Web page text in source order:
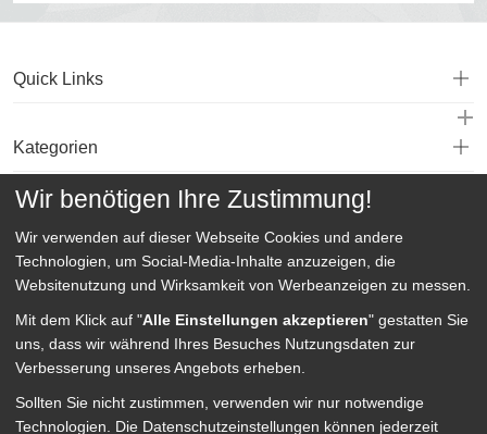
Quick Links
Kategorien
Wir benötigen Ihre Zustimmung!
Wir verwenden auf dieser Webseite Cookies und andere
Technologien, um Social-Media-Inhalte anzuzeigen, die
Websitenutzung und Wirksamkeit von Werbeanzeigen zu messen.
Mit dem Klick auf "Alle Einstellungen akzeptieren" gestatten Sie
uns, dass wir während Ihres Besuches Nutzungsdaten zur
Verbesserung unseres Angebots erheben.
Sollten Sie nicht zustimmen, verwenden wir nur notwendige
Technologien.
Die Datenschutzeinstellungen können jederzeit